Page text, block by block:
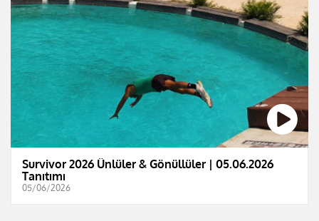
Survivor 2026 Ünlüler & Gönüllüler | 05.06.2026
Tanıtımı
05/06/2026